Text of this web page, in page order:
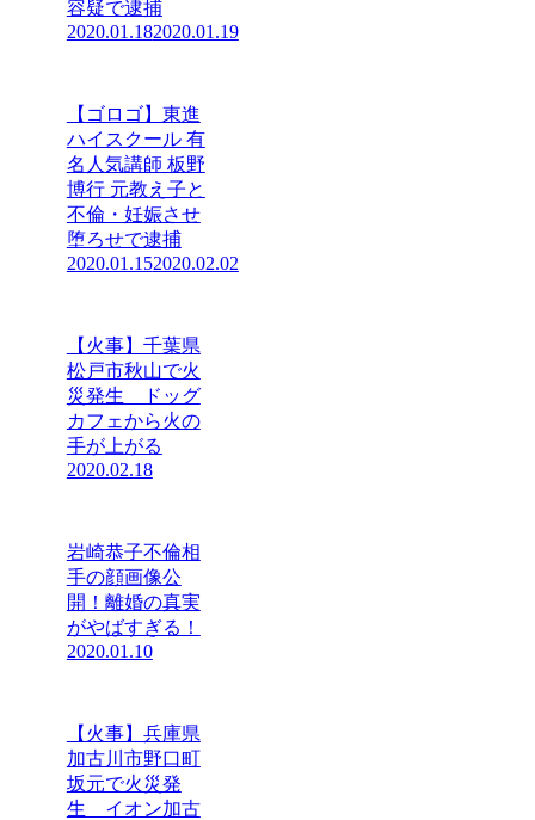
容疑で逮捕
2020.01.182020.01.19
【ゴロゴ】東進
ハイスクール 有
名人気講師 板野
博行 元教え子と
不倫・妊娠させ
堕ろせで逮捕
2020.01.152020.02.02
【火事】千葉県
松戸市秋山で火
災発生 ドッグ
カフェから火の
手が上がる
2020.02.18
岩崎恭子不倫相
手の顔画像公
開！離婚の真実
がやばすぎる！
2020.01.10
【火事】兵庫県
加古川市野口町
坂元で火災発
生 イオン加古